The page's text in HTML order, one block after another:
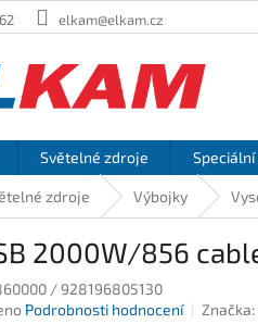
elkam@elkam.cz
Světelné zdroje
zdroje Výbojky
2000W/856
/ 928196805130
Podrobnosti hodnocení Značka: